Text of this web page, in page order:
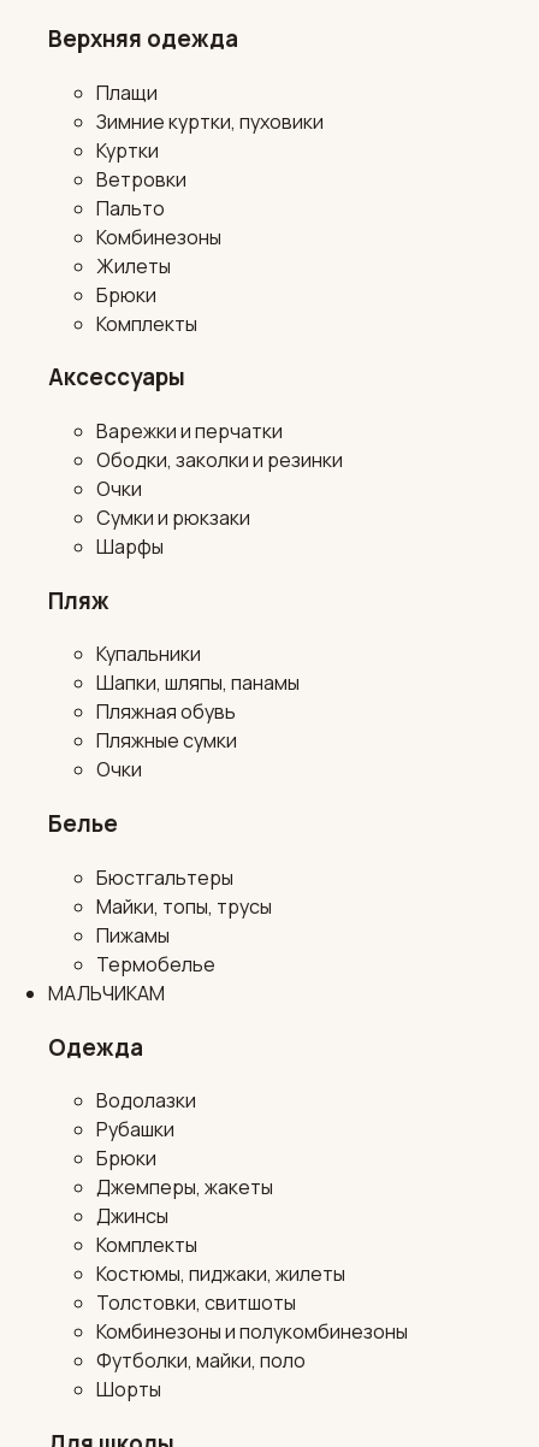
Верхняя одежда
Плащи
Зимние куртки, пуховики
Куртки
Ветровки
Пальто
Комбинезоны
Жилеты
Брюки
Комплекты
Аксессуары
Варежки и перчатки
Ободки, заколки и резинки
Очки
Сумки и рюкзаки
Шарфы
Пляж
Купальники
Шапки, шляпы, панамы
Пляжная обувь
Пляжные сумки
Очки
Белье
Бюстгальтеры
Майки, топы, трусы
Пижамы
Термобелье
МАЛЬЧИКАМ
Одежда
Водолазки
Рубашки
Брюки
Джемперы, жакеты
Джинсы
Комплекты
Костюмы, пиджаки, жилеты
Толстовки, свитшоты
Комбинезоны и полукомбинезоны
Футболки, майки, поло
Шорты